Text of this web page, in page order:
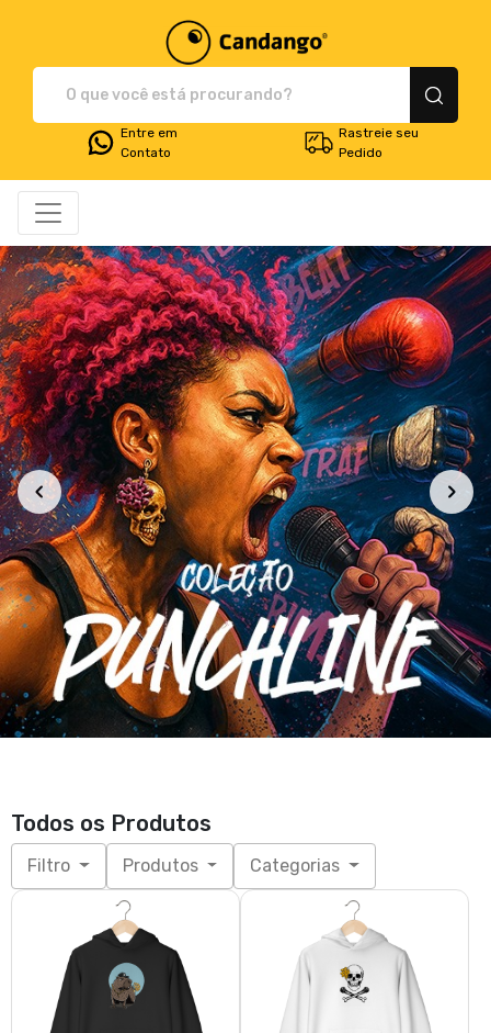
Entre em
Contato
Rastreie seu
Pedido
Todos os Produtos
Filtro Produtos Categorias